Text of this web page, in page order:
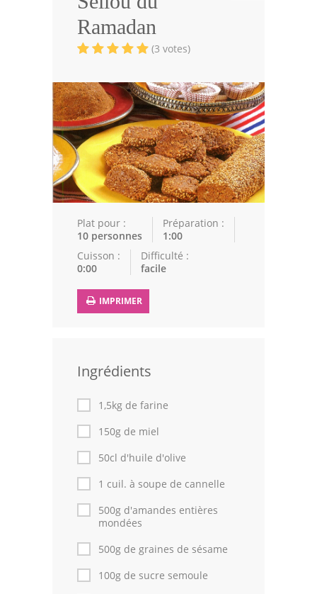
Volailles
Cuisines Orientales
Recettes marocaine
Cuisine Algérienne
Cuisine Tunisienne
Cuisine Juive
Cuisine Libanaise
Astuces de cuisine
Fêtes Religieuses
Chefs
Forum
Thèmes
Espace Personnel
Ramadan
(3 votes)
Plat pour :
10 personnes
Préparation :
1:00
Cuisson :
0:00
Difficulté :
facile
IMPRIMER
Ingrédients
1,5kg de farine
150g de miel
50cl d'huile d'olive
1 cuil. à soupe de cannelle
500g d'amandes entières
mondées
500g de graines de sésame
100g de sucre semoule